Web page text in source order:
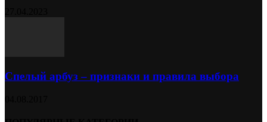
Спелый арбуз – признаки и правила выбора